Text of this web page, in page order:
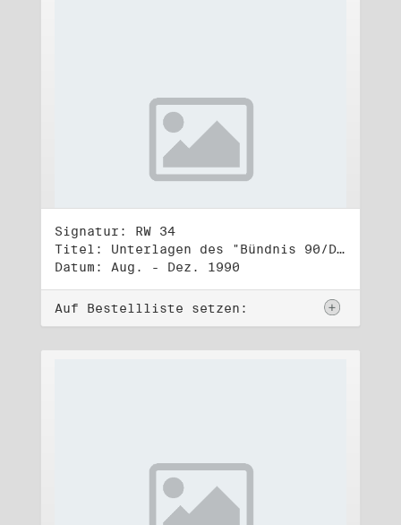
Signatur: RW 34
Titel: Unterlagen des "Bündnis 90/Die Grünen - BürgerInnenbewegung", Wahlbündnis zur Bundestagswahl am 2.12.1990 (2)
Datum: Aug. - Dez. 1990
Auf Bestellliste setzen: